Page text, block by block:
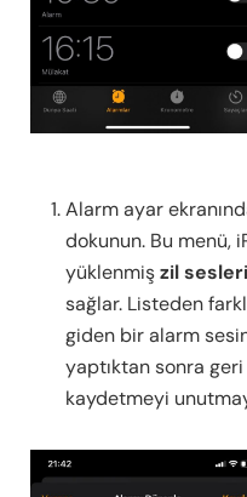
Alarm ayar
dokunun. Bu menü,
yüklenmişzil sesleri
sağlar. Listeden
giden bir alarm
yaptıktan sonra
kaydetmeyi